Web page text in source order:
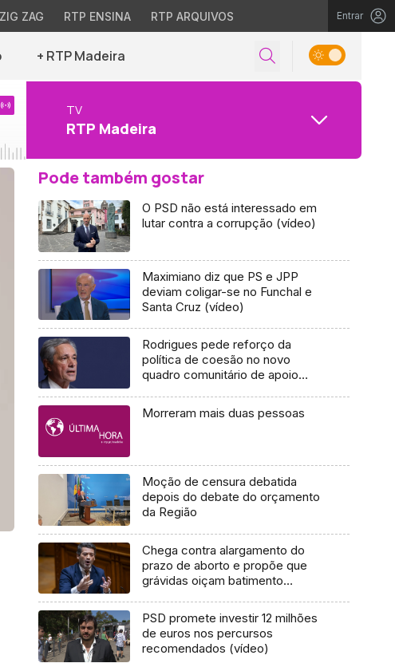
ZAG RTP ENSINA RTP ARQUIVOS Entrar
+ RTP Madeira
TV
RTP Madeira
Pode também gostar
O PSD não está interessado em
lutar contra a corrupção (vídeo)
Maximiano diz que PS e JPP
deviam coligar-se no Funchal e
Santa Cruz (vídeo)
Rodrigues pede reforço da
política de coesão no novo
quadro comunitário de apoio
Morreram mais duas pessoas
Moção de censura debatida
depois do debate do orçamento
da Região
Chega contra alargamento do
prazo de aborto e propõe que
grávidas oiçam batimento
PSD promete investir 12 milhões
de euros nos percursos
recomendados (vídeo)